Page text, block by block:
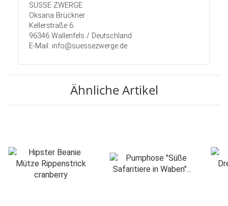
SÜSSE ZWERGE
Oksana Brückner
Kellerstraße 6
96346 Wallenfels / Deutschland
E-Mail: info@suessezwerge.de
Ähnliche Artikel